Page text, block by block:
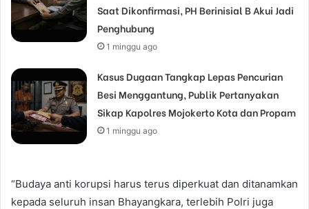
Saat Dikonfirmasi, PH Berinisial B Akui Jadi
Penghubung
1 minggu ago
Kasus Dugaan Tangkap Lepas Pencurian
Besi Menggantung, Publik Pertanyakan
Sikap Kapolres Mojokerto Kota dan Propam
1 minggu ago
“Budaya anti korupsi harus terus diperkuat dan ditanamkan
kepada seluruh insan Bhayangkara, terlebih Polri juga